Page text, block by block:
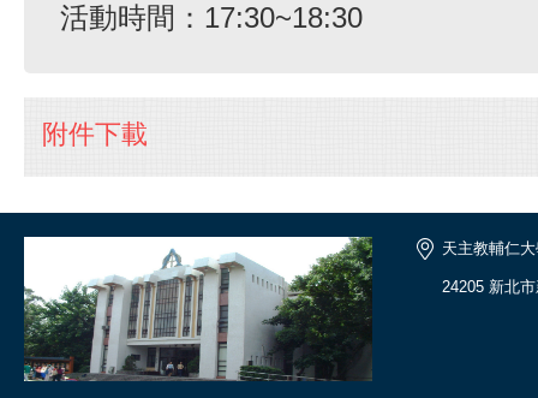
活動時間：17:30~18:30
附件下載
天主教輔仁
24205 新北